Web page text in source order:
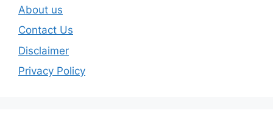
About us
Contact Us
Disclaimer
Privacy Policy